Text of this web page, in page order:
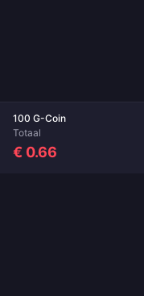
100 G-Coin
Totaal
€ 0.66